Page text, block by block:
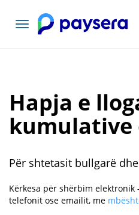
Navigacioni
toggle
Hapja e
kumulative
Për shtetasit bullgarë
Kërkesa për shërbim
telefonit ose emailit, me